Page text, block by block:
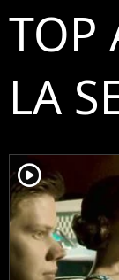
TOP
LA
player2